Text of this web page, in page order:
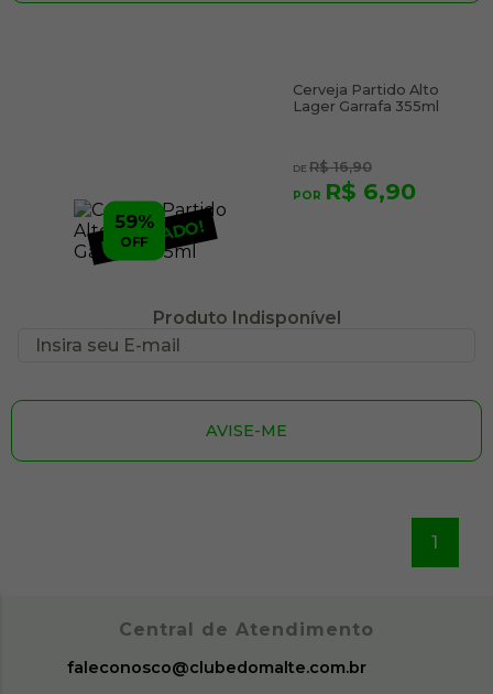
ESGOTADO!
Cerveja Partido Alto
Lager Garrafa 355ml
R$ 16,90
R$ 6,90
59%
OFF
Produto Indisponível
AVISE-ME
1
Central de Atendimento
faleconosco@clubedomalte.com.br